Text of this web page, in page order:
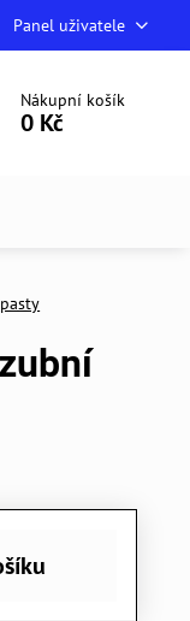
Panel uživatele
Nákupní košík
0 Kč